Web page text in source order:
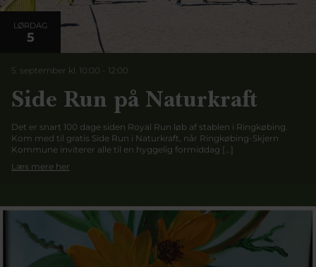
LØRDAG
5
5. september kl. 10:00 - 12:00
Side Run på Naturkraft
Det er snart 100 dage siden Royal Run løb af stablen i Ringkøbing.
Kom med til gratis Side Run i Naturkraft, når Ringkøbing-Skjern
Kommune inviterer alle til en hyggelig formiddag […]
Læs mere her